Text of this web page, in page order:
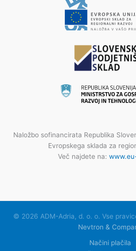
Naložbo sofinancirata Republika
Evropskega sklada za
Več najdete na:
© 2026 ADM-Adria, d. o. o. Vse
Nevtron &
Načini plačila